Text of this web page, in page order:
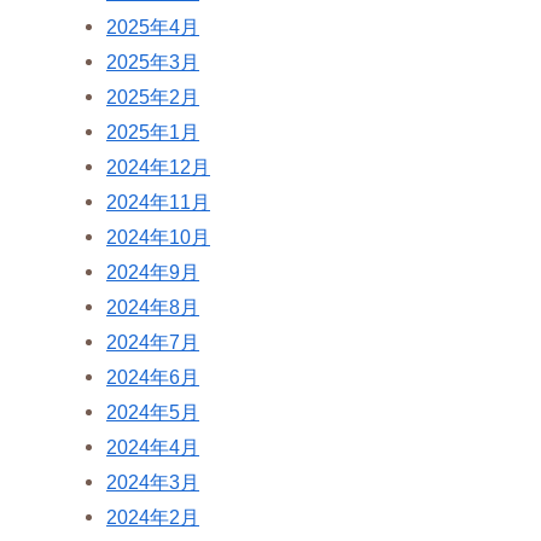
2025年4月
2025年3月
2025年2月
2025年1月
2024年12月
2024年11月
2024年10月
2024年9月
2024年8月
2024年7月
2024年6月
2024年5月
2024年4月
2024年3月
2024年2月